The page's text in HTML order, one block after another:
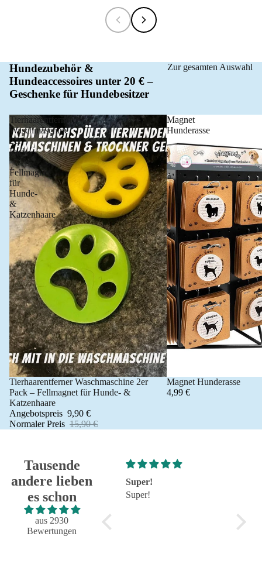
Hundezubehör &
Hundeaccessoires unter 20 € –
Geschenke für Hundebesitzer
Zur gesamten Auswahl
Tierhaarentferner
Waschmaschine
2er
Pack
–
Fellmagnet
für
Hunde-
&
Katzenhaare
Angebot 🐾
Tierhaarentferner Waschmaschine 2er
Pack – Fellmagnet für Hunde- &
Katzenhaare
Angebotspreis 9,90 €
Normaler Preis 15,90 €
Magnet
Hunderasse
Magnet Hunderasse
4,99 €
Tausende
andere lieben
es schon
aus 2930
Bewertungen
Super!
Super!
Großartig - hat wie